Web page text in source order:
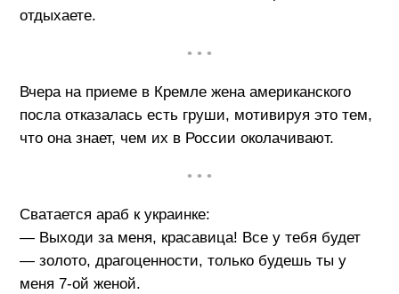
отдыхаете.
• • •
Вчера на приеме в Кремле жена американского
посла отказалась есть груши, мотивируя это тем,
что она знает, чем их в России околачивают.
• • •
Сватается араб к украинке:
— Выходи за меня, красавица! Все у тебя будет
— золото, драгоценности, только будешь ты у
меня 7-ой женой.